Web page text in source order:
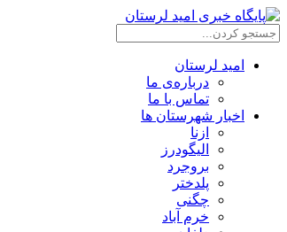
امید لرستان
درباره‌ی ما
تماس با ما
اخبار شهرستان ها
ازنا
الیگودرز
بروجرد
پلدختر
چگنی
خرم آباد